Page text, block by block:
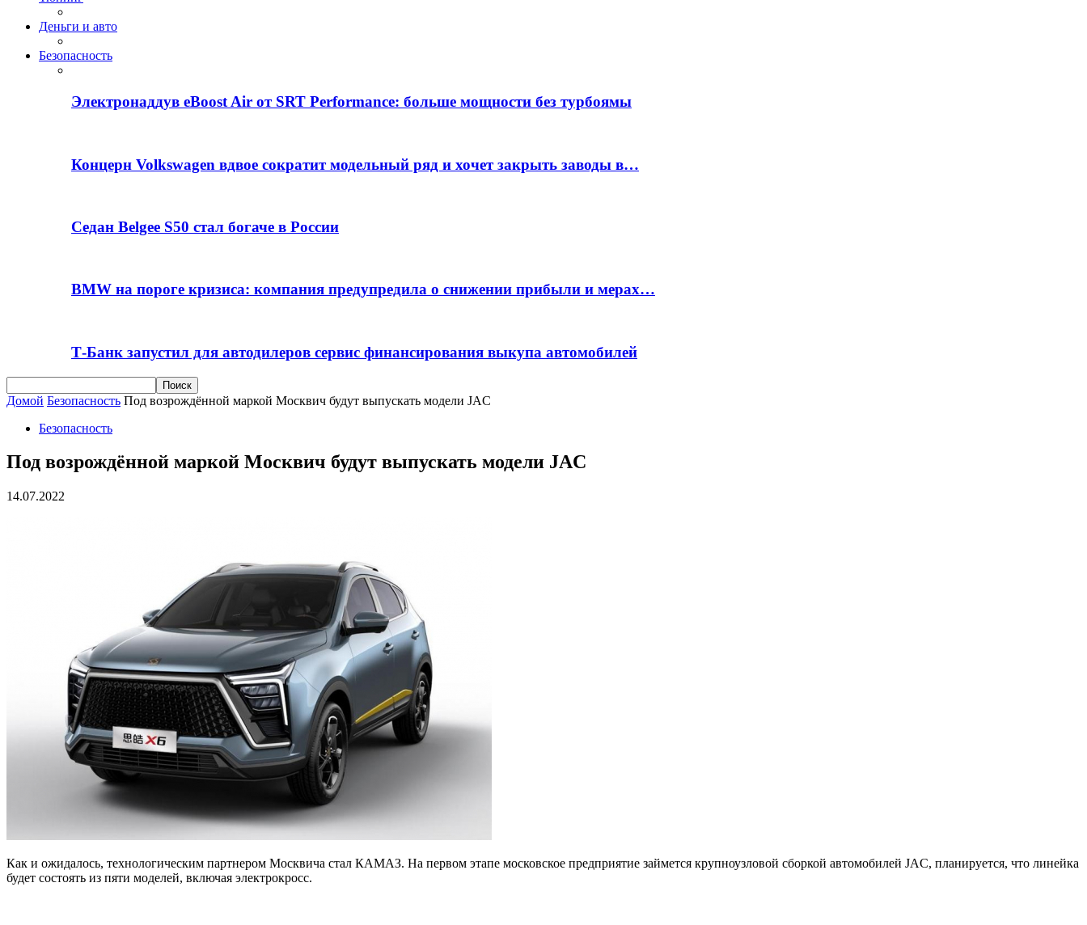
Деньги и авто
Безопасность
Электронаддув eBoost Air от SRT Performance: больше мощности без турбоямы
Концерн Volkswagen вдвое сократит модельный ряд и хочет закрыть заводы в…
Седан Belgee S50 стал богаче в России
BMW на пороге кризиса: компания предупредила о снижении прибыли и мерах…
Т-Банк запустил для автодилеров сервис финансирования выкупа автомобилей
Домой Безопасность Под возрождённой маркой Москвич будут выпускать модели JAC
Безопасность
Под возрождённой маркой Москвич будут выпускать модели JAC
14.07.2022
Как и ожидалось, технологическим партнером Москвича стал КАМАЗ. На первом этапе московское предприятие займется крупноузловой сборкой автомобилей JAC, планируется, что линейка
будет состоять из пяти моделей, включая электрокросс.